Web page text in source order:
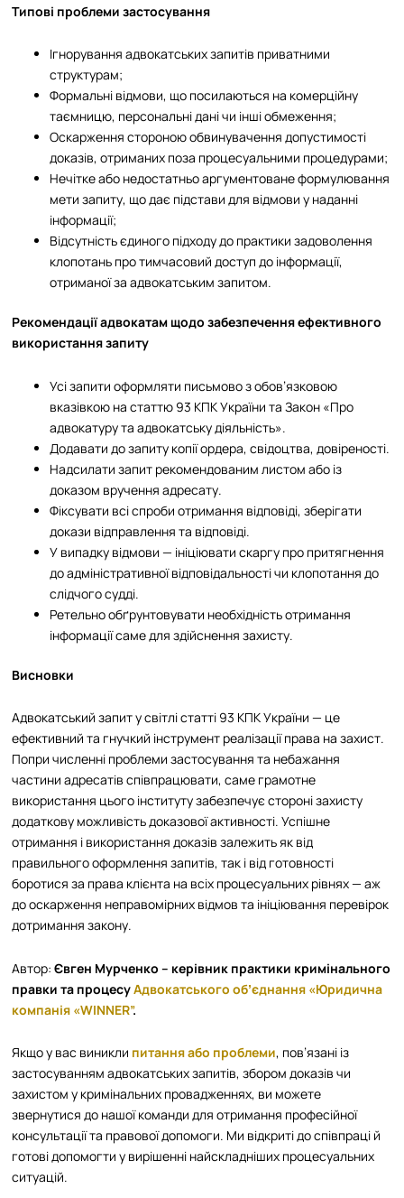
Типові проблеми застосування
Ігнорування адвокатських запитів приватними
структурам;
Формальні відмови, що посилаються на комерційну
таємницю, персональні дані чи інші обмеження;
Оскарження стороною обвинувачення допустимості
доказів, отриманих поза процесуальними процедурами;
Нечітке або недостатньо аргументоване формулювання
мети запиту, що дає підстави для відмови у наданні
інформації;
Відсутність єдиного підходу до практики задоволення
клопотань про тимчасовий доступ до інформації,
отриманої за адвокатським запитом.​
Рекомендації адвокатам щодо забезпечення ефективного
використання запиту
Усі запити оформляти письмово з обов’язковою
вказівкою на статтю 93 КПК України та Закон «Про
адвокатуру та адвокатську діяльність».
Додавати до запиту копії ордера, свідоцтва, довіреності.
Надсилати запит рекомендованим листом або із
доказом вручення адресату.
Фіксувати всі спроби отримання відповіді, зберігати
докази відправлення та відповіді.
У випадку відмови — ініціювати скаргу про притягнення
до адміністративної відповідальності чи клопотання до
слідчого судді.
Ретельно обґрунтовувати необхідність отримання
інформації саме для здійснення захисту.
Висновки
Адвокатський запит у світлі статті 93 КПК України — це
ефективний та гнучкий інструмент реалізації права на захист.
Попри численні проблеми застосування та небажання
частини адресатів співпрацювати, саме грамотне
використання цього інституту забезпечує стороні захисту
додаткову можливість доказової активності. Успішне
отримання і використання доказів залежить як від
правильного оформлення запитів, так і від готовності
боротися за права клієнта на всіх процесуальних рівнях — аж
до оскарження неправомірних відмов та ініціювання перевірок
дотримання закону.
Автор:Євген Мурченко – керівник практики кримінального
правки та процесуАдвокатського обʼєднання «Юридична
компанія «WINNER”.
Якщо у вас виникли питання або проблеми, пов’язані із
застосуванням адвокатських запитів, збором доказів чи
захистом у кримінальних провадженнях, ви можете
звернутися до нашої команди для отримання професійної
консультації та правової допомоги. Ми відкриті до співпраці й
готові допомогти у вирішенні найскладніших процесуальних
ситуацій.